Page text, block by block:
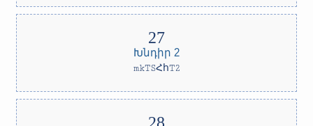
Խնդիր 2
mkTSՀհT2